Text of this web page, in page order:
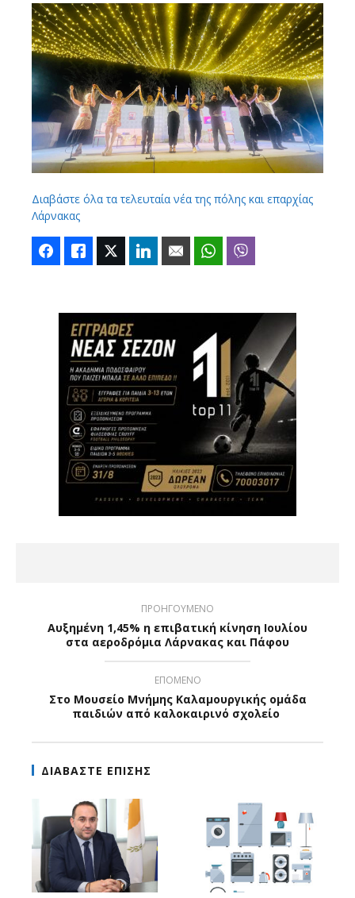
Διαβάστε όλα τα τελευταία νέα της πόλης και επαρχίας
Λάρνακας
FacebookLike Twitter LinkedIn Email WhatsApp
ΠΡΟΗΓΟΥΜΕΝΟ
Αυξημένη 1,45% η επιβατική κίνηση Ιουλίου
στα αεροδρόμια Λάρνακας και Πάφου
ΕΠΟΜΕΝΟ
Στο Μουσείο Μνήμης Καλαμουργικής ομάδα
παιδιών από καλοκαιρινό σχολείο
ΔΙΑΒΑΣΤΕ ΕΠΙΣΗΣ